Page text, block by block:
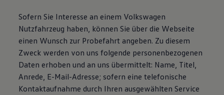
Sofern Sie Interesse an einem Volkswagen
Nutzfahrzeug haben, können Sie über die Webseite
einen Wunsch zur Probefahrt angeben. Zu diesem
Zweck werden von uns folgende personenbezogenen
Daten erhoben und an uns übermittelt: Name, Titel,
Anrede, E-Mail-Adresse; sofern eine telefonische
Kontaktaufnahme durch Ihren ausgewählten Service